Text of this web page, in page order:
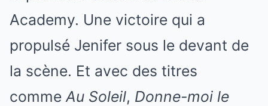
Academy. Une victoire qui a
propulsé Jenifer sous le devant de
la scène. Et avec des titres
commeAu Soleil, Donne-moi le